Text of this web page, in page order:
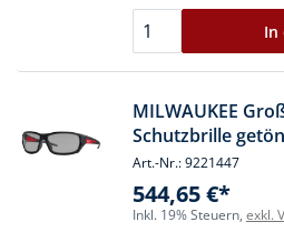
In
MILWAUKEE
Schutzbrille
Art.-Nr.: 9221447
544,65 €*
Inkl. 19% Steuern, exkl.